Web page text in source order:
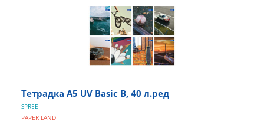
Тетрадка A5 UV Basic B, 40 л.ред
SPREE
PAPER LAND